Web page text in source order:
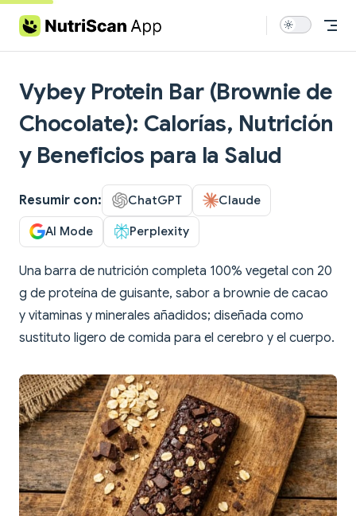
Skip to content
Vybey Protein Bar (Brownie de
Chocolate): Calorías, Nutrición
y Beneficios para la Salud
Resumir con: ChatGPT Claude
AI Mode Perplexity
Una barra de nutrición completa 100% vegetal con 20
g de proteína de guisante, sabor a brownie de cacao
y vitaminas y minerales añadidos; diseñada como
sustituto ligero de comida para el cerebro y el cuerpo.